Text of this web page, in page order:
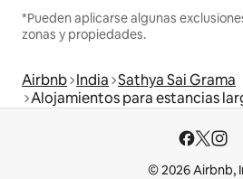
*Pueden aplicarse algunas
zonas y propiedades.
Airbnb India Sathya Sai Grama
Alojamientos para estancias
© 2026 Airbnb,